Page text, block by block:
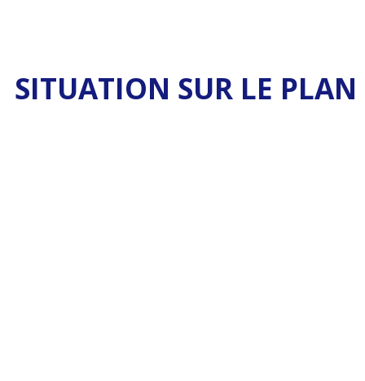
SITUATION SUR LE PLAN